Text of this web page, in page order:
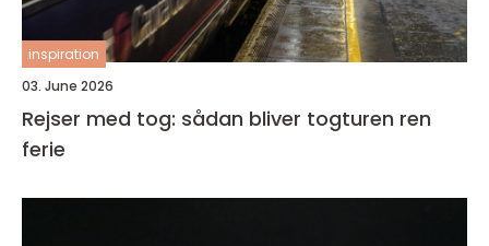
inspiration
03. June 2026
Rejser med tog: sådan bliver togturen ren
ferie